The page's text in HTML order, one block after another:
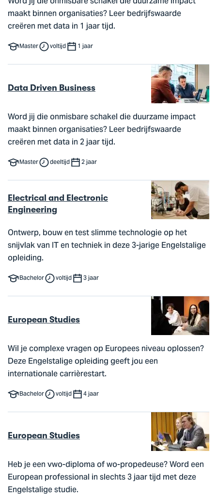
maakt binnen organisaties? Leer bedrijfswaarde
creëren met data in 1 jaar tijd.
Master voltijd 1 jaar
Data Driven Business
Word jij die onmisbare schakel die duurzame impact
maakt binnen organisaties? Leer bedrijfswaarde
creëren met data in 2 jaar tijd.
Master deeltijd 2 jaar
Electrical and Electronic
Engineering
Ontwerp, bouw en test slimme technologie op het
snijvlak van IT en techniek in deze 3-jarige Engelstalige
opleiding.
Bachelor voltijd 3 jaar
European Studies
Wil je complexe vragen op Europees niveau oplossen?
Deze Engelstalige opleiding geeft jou een
internationale carrièrestart.
Bachelor voltijd 4 jaar
European Studies
Heb je een vwo-diploma of wo-propedeuse? Word een
European professional in slechts 3 jaar tijd met deze
Engelstalige studie.